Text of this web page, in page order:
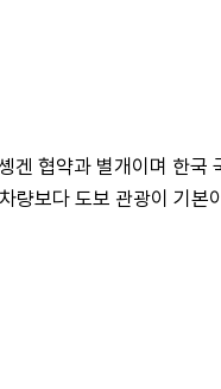
협약과 별개이며 한국
보다 도보 관광이 기